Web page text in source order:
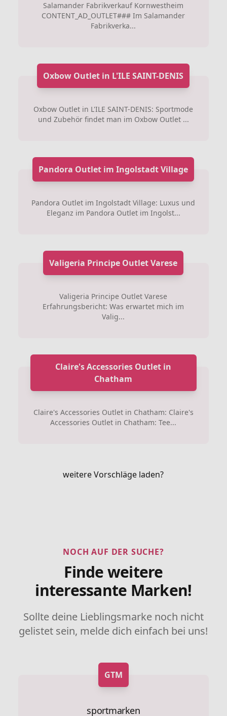
Salamander Fabrikverkauf Kornwestheim
CONTENT_AD_OUTLET### Im Salamander
Fabrikverka...
Oxbow Outlet in L'ILE SAINT-DENIS
Oxbow Outlet in L'ILE SAINT-DENIS: Sportmode
und Zubehör findet man im Oxbow Outlet ...
Pandora Outlet im Ingolstadt Village
Pandora Outlet im Ingolstadt Village: Luxus und
Eleganz im Pandora Outlet im Ingolst...
Valigeria Principe Outlet Varese
Valigeria Principe Outlet Varese
Erfahrungsbericht: Was erwartet mich im
Valig...
Claire's Accessories Outlet in
Chatham
Claire's Accessories Outlet in Chatham: Claire's
Accessories Outlet in Chatham: Tee...
weitere Vorschläge laden?
NOCH AUF DER SUCHE?
Finde weitere
interessante Marken!
Sollte deine Lieblingsmarke noch nicht
gelistet sein, melde dich einfach bei uns!
GTM
sportmarken